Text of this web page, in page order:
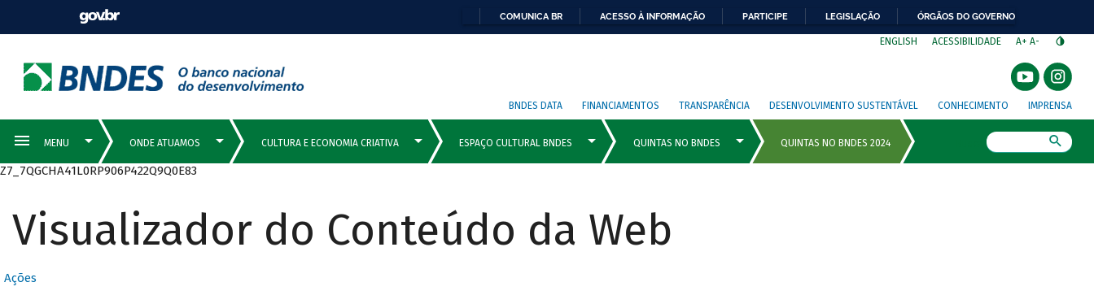
COMUNICA BR ACESSO À INFORMAÇÃO PARTICIPE LEGISLAÇÃO ÓRGÃOS DO GOVERNO
ENGLISH ACESSIBILIDADE A+ A-
BNDES DATA FINANCIAMENTOS TRANSPARÊNCIA DESENVOLVIMENTO SUSTENTÁVEL CONHECIMENTO IMPRENSA
Z7_7QGCHA41L0RP906P422Q9Q0E83
Visualizador do Conteúdo da Web
Ações